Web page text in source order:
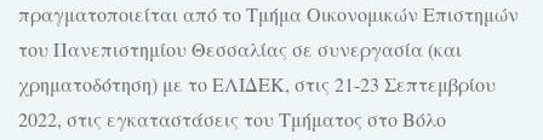
πραγματοποιείται από το Τμήμα Οικονομικών Επιστημών
του Πανεπιστημίου Θεσσαλίας σε συνεργασία (και
χρηματοδότηση) με το ΕΛΙΔΕΚ, στις 21-23 Σεπτεμβρίου
2022, στις εγκαταστάσεις του Τμήματος στο Βόλο